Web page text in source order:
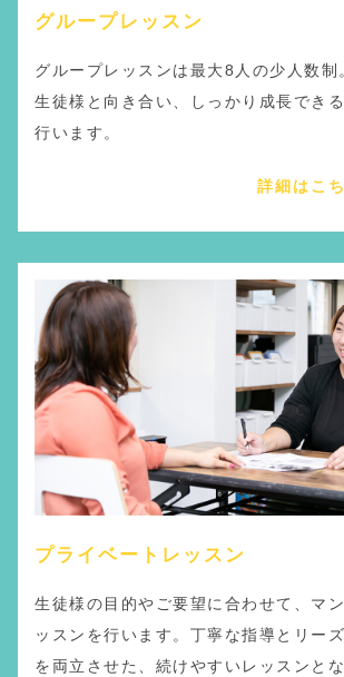
グループレッスン
グループレッスンは最大8人の少人数制
生徒様と向き合い、しっかり成長でき
行います。
詳細はこ
プライベートレッスン
生徒様の目的やご要望に合わせて、マ
ッスンを行います。丁寧な指導とリー
を両立させた、続けやすいレッスンとな